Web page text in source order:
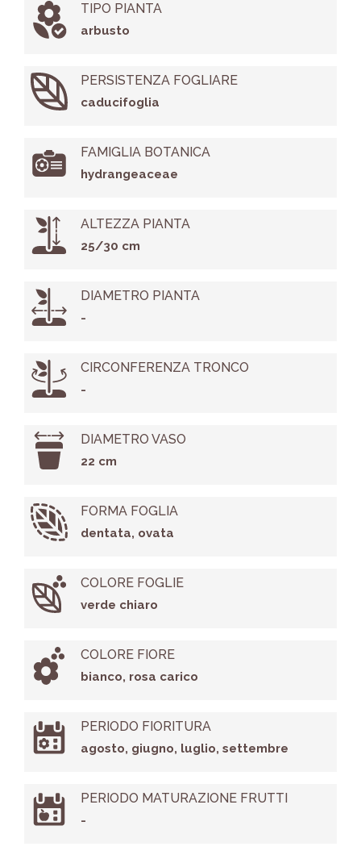
TIPO PIANTA
arbusto
PERSISTENZA FOGLIARE
caducifoglia
FAMIGLIA BOTANICA
hydrangeaceae
ALTEZZA PIANTA
25/30 cm
DIAMETRO PIANTA
-
CIRCONFERENZA TRONCO
-
DIAMETRO VASO
22 cm
FORMA FOGLIA
dentata, ovata
COLORE FOGLIE
verde chiaro
COLORE FIORE
bianco, rosa carico
PERIODO FIORITURA
agosto, giugno, luglio, settembre
PERIODO MATURAZIONE FRUTTI
-